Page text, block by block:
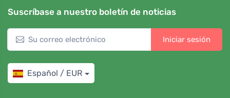
Suscríbase a nuestro boletín de noticias
Iniciar sesión
Español / EUR